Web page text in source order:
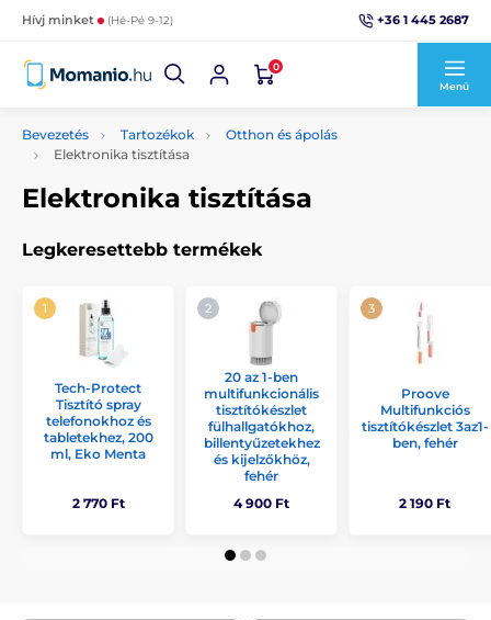
Hívj minket (Hé-Pé 9-12) +36 1 445 2687
0
Menü
Bevezetés Tartozékok
Otthon és ápolás
Elektronika tisztítása
Elektronika tisztítása
Legkeresettebb termékek
Tech-Protect
Tisztító spray
telefonokhoz és
tabletekhez, 200
ml, Eko Menta
2 770 Ft
20 az 1-ben
multifunkcionális
tisztítókészlet
fülhallgatókhoz,
billentyűzetekhez
és kijelzőkhöz,
fehér
4 900 Ft
Proove
Multifunkciós
tisztítókészlet 3az1-
ben, fehér
2 190 Ft